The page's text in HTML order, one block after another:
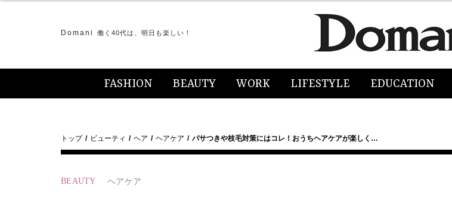
Domani 働く40代は、明日も楽しい！
FASHION BEAUTY WORK LIFESTYLE EDUCATION
トップ ビューティ ヘア ヘアケア パサつきや枝毛対策にはコレ！おうちヘアケアが楽しく…
BEAUTY ヘアケア